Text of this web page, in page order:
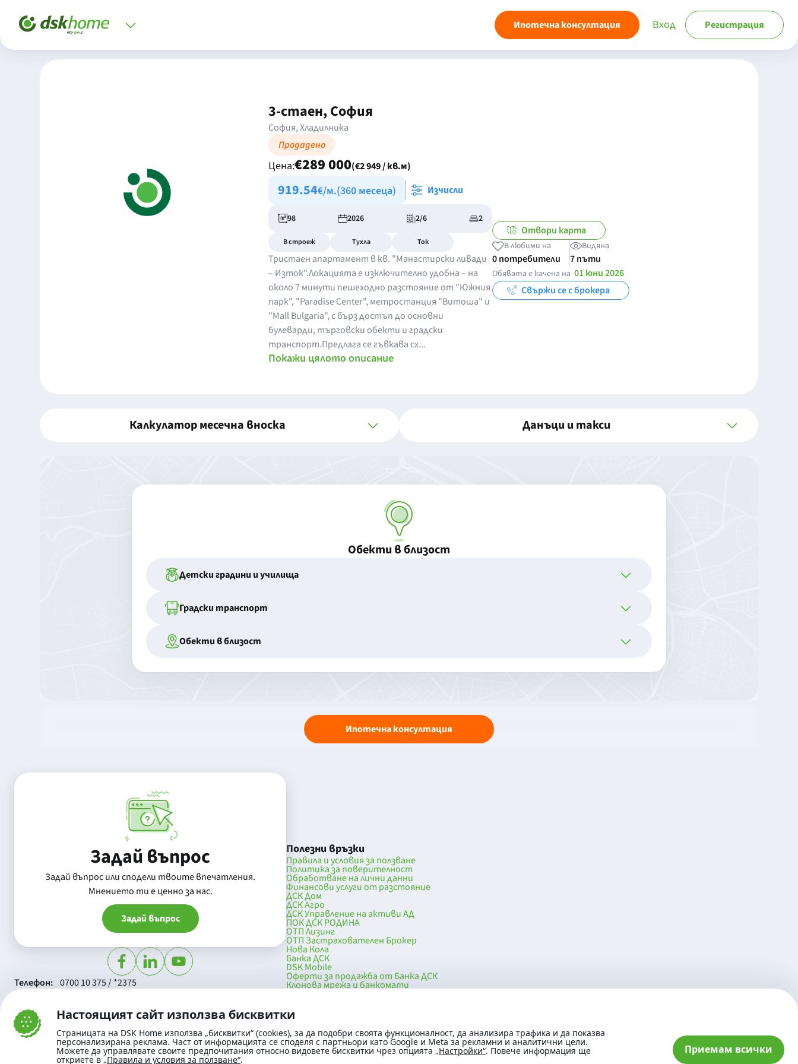
Настоящият сайт използва бисквитки
Страницата на DSK Home използва „бисквитки“ (cookies), за да подобри своята функционалност, да анализира трафика и да показва
персонализирана реклама. Част от информацията се споделя с партньори като Google и Meta за рекламни и аналитични цели.
Можете да управлявате своите предпочитания относно видовете бисквитки чрез опцията „Настройки“. Повече информация ще
откриете в „Правила и условия за ползване“.
Приемам всички
Ипотечна консултация Вход Регистрация
3-стаен, София
София, Хладилника
Продадено
Цена:€289 000(€2 949 / кв.м)
919.54€/м.(360 месеца) Изчисли
98 2026 2/6 2
В строеж Тухла Ток
Тристаен апартамент в кв. "Манастирски ливади
– Изток".Локацията е изключително удобна – на
около 7 минути пешеходно разстояние от "Южния
парк", "Paradise Center", метростанция "Витоша" и
"Mall Bulgaria", с бърз достъп до основни
булеварди, търговски обекти и градски
транспорт.Предлага се гъвкава сх...
Покажи цялото описание
Отвори карта
В любими на
0 потребители
Видяна
7 пъти
Обявата е качена на 01 юни 2026
Свържи се с брокера
Калкулатор месечна вноска Данъци и такси
Обекти в близост
Детски градини и училища
Градски транспорт
Обекти в близост
Ипотечна консултация
Задай въпрос
Задай въпрос или сподели твоите впечатления.
Mнението ти е ценно за нас.
Задай въпрос
Телефон:
SWIFT/BIC:
0700 10 375 / *2375
BIC/SWIFT на Банка ДСК: STSABGSF
Полезни връзки
Правила и условия за ползване
Политика за поверителност
Обработване на лични данни
Финансови услуги от разстояние
ДСК Дом
ДСК Агро
ДСК Управление на активи АД
ПОК ДСК РОДИНА
ОТП Лизинг
ОТП Застрахователен Брокер
Нова Кола
Банка ДСК
DSK Mobile
Оферти за продажба от Банка ДСК
Клонова мрежа и банкомати
© 2026 „Банка ДСК“ АД